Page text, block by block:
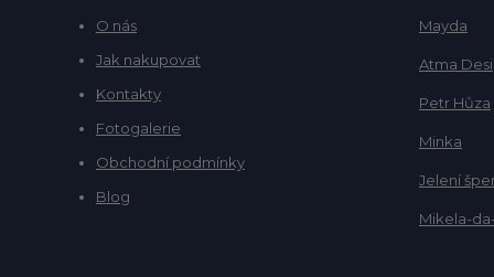
O nás
Jak nakupovat
Kontakty
Fotogalerie
Obchodní podmínky
Blog
Mayda
Atma
Petr Hůza
Minka
Jelení
Mikela-